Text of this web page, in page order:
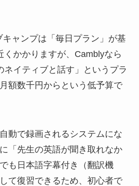
ャンプは「毎日プラン」が基
くかかりますが、Camblyなら
ネイティブと話す」というプラ
額数千円からという低予算で
動で録画されるシステムにな
「先生の英語が聞き取れなか
も日本語字幕付き（翻訳機
て復習できるため、初心者で